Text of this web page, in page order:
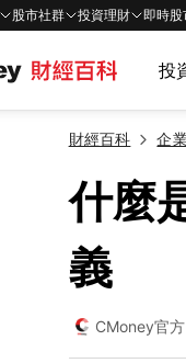
股市社群 投資理財 即時股
投
財經百科 企
什麼
義
CMoney官方